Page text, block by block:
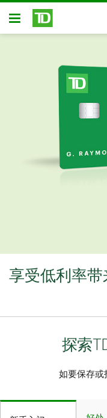
跳转到主要内容
开放式房屋贷款
享受低利率带
探索
如要保存或